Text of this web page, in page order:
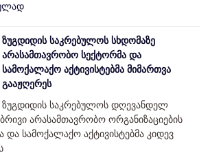
ზუგდიდის საკრებულოს სხდომაზე
არასამთავრობო სექტორმა და
სამოქალაქო აქტივისტებმა მიმართვა
გააჟღერეს
ზუგდიდის საკრებულოს დღევანდელ
არასამთავრობო ორგანიზაციების
და სამოქალაქო აქტივისტებმა კიდევ